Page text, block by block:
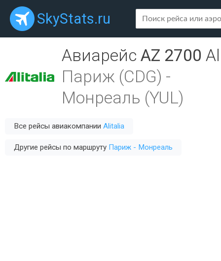
SkyStats.ru
Авиарейс AZ 2700
Париж (CDG) -
Монреаль (YUL)
Все рейсы авиакомпании Alitalia
Другие рейсы по маршруту Париж - Монреаль